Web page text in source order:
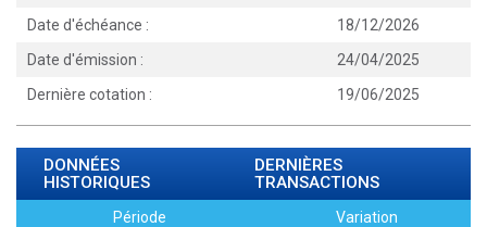
Date d'échéance :
18/12/2026
Date d'émission :
24/04/2025
Dernière cotation :
19/06/2025
DONNÉES
HISTORIQUES
DERNIÈRES
TRANSACTIONS
Période
Variation